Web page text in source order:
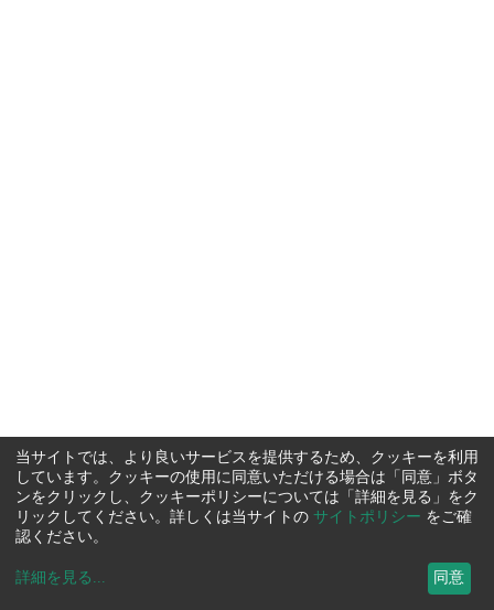
当サイトでは、より良いサービスを提供するため、クッキーを利用
しています。クッキーの使用に同意いただける場合は「同意」ボタ
ンをクリックし、クッキーポリシーについては「詳細を見る」をク
リックしてください。詳しくは当サイトの サイトポリシー をご確
認ください。
詳細を見る ... 同意